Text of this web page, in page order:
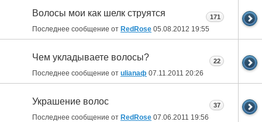
Волосы мои как шелк струятся
Последнее сообщение от RedRose 05.08.2012 19:55
171
Чем укладываете волосы?
Последнее сообщение от ulianaф 07.11.2011 20:26
22
Украшение волос
Последнее сообщение от RedRose 07.06.2011 19:56
37